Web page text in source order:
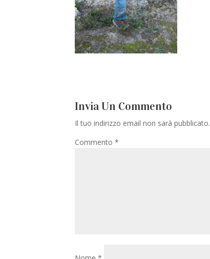
Invia Un Commento
Il tuo indirizzo email non sarà pubblicato.
Commento *